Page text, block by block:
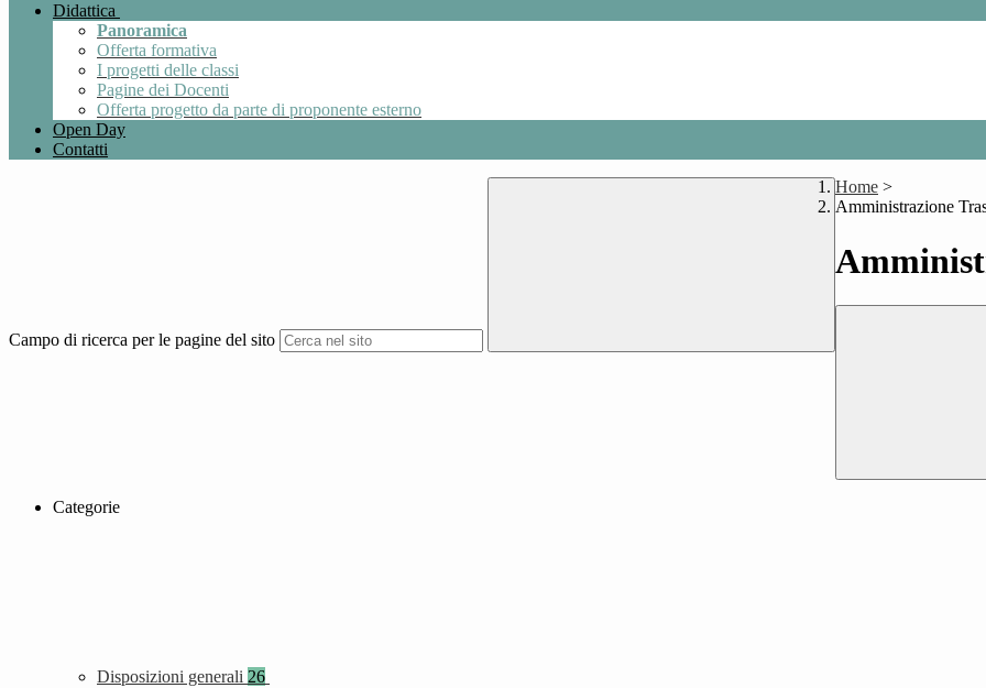
Didattica
Panoramica
Offerta formativa
I progetti delle classi
Pagine dei Docenti
Offerta progetto da parte di proponente esterno
Open Day
Contatti
Campo di ricerca per le pagine del sito
Home >
Amministrazione
Categorie
Disposizioni generali 26